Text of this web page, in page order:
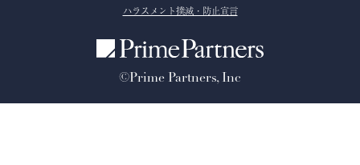
ハラスメント撲滅・防止宣言
©Prime Partners, Inc